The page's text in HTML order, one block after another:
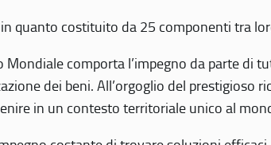
quanto costituito da 25 componenti tra
comporta l’impegno da parte
dei beni. All’orgoglio del prestigioso
in un contesto territoriale unico al